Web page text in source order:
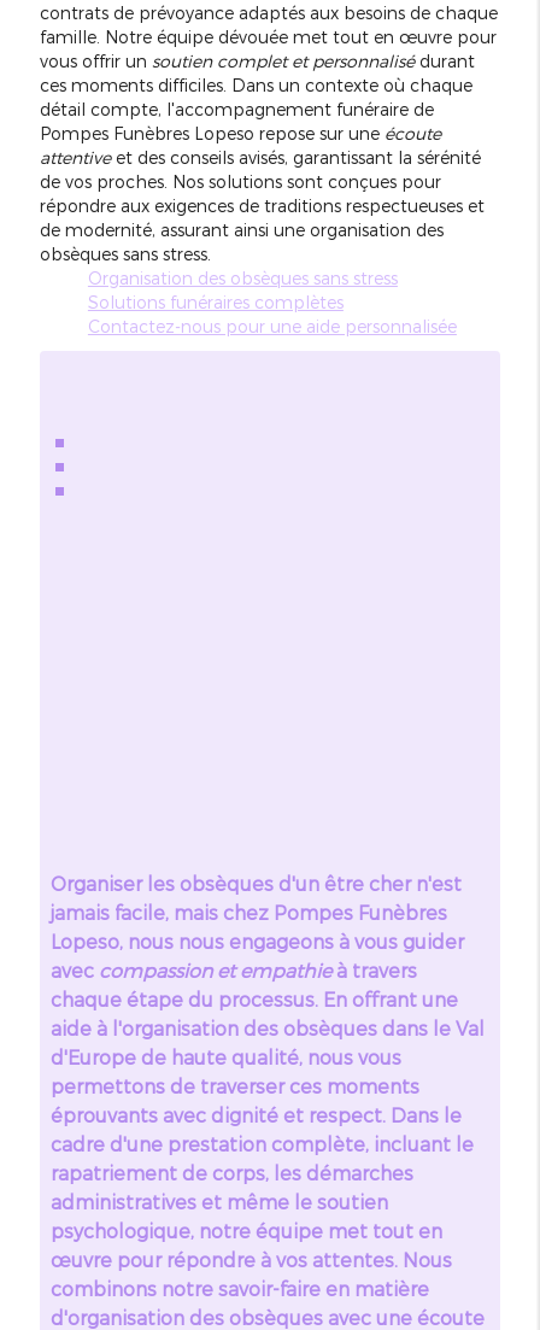
contrats de prévoyance adaptés aux besoins de chaque
famille. Notre équipe dévouée met tout en œuvre pour
vous offrir un soutien complet et personnalisédurant
ces moments difficiles. Dans un contexte où chaque
détail compte, l'accompagnement funéraire de
Pompes Funèbres Lopeso repose sur une écoute
attentiveet des conseils avisés, garantissant la sérénité
de vos proches. Nos solutions sont conçues pour
répondre aux exigences de traditions respectueuses et
de modernité, assurant ainsi une organisation des
obsèques sans stress.
Organisation des obsèques sans stress
Solutions funéraires complètes
Contactez-nous pour une aide personnalisée
Organiser les obsèques d'un être cher n'est
jamais facile, mais chez Pompes Funèbres
Lopeso, nous nous engageons à vous guider
avec compassion et empathieà travers
chaque étape du processus. En offrant une
aide à l'organisation des obsèques dans le Val
d'Europe de haute qualité, nous vous
permettons de traverser ces moments
éprouvants avec dignité et respect. Dans le
cadre d'une prestation complète, incluant le
rapatriement de corps, les démarches
administratives et même le soutien
psychologique, notre équipe met tout en
œuvre pour répondre à vos attentes. Nous
combinons notre savoir-faire en matière
d'organisation des obsèques avec une écoute